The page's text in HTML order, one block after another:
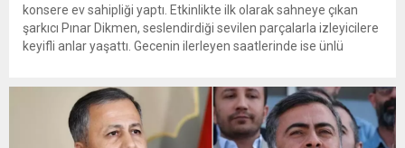
konsere ev sahipliği yaptı. Etkinlikte ilk olarak sahneye çıkan
şarkıcı Pınar Dikmen, seslendirdiği sevilen parçalarla izleyicilere
keyifli anlar yaşattı. Gecenin ilerleyen saatlerinde ise ünlü
konsere renk kattı....